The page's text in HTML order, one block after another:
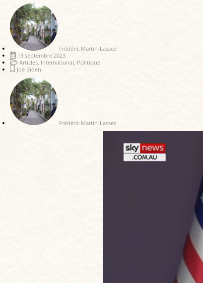
Frédéric Martin-Lassez
13 septembre 2023
Articles International Politique
Joe Biden
Frédéric Martin-Lassez